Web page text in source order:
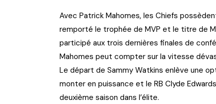
Avec Patrick Mahomes, les Chiefs
remporté le trophée de MVP et le titre de
participé aux trois dernières finales de
Mahomes peut compter sur la vitesse
Le départ de Sammy Watkins enlève une
monter en puissance et le RB Clyde
deuxième saison dans l’élite.